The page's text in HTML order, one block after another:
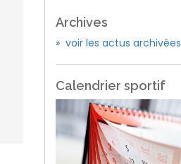
Archives
» voir les actus archivées
Calendrier sportif